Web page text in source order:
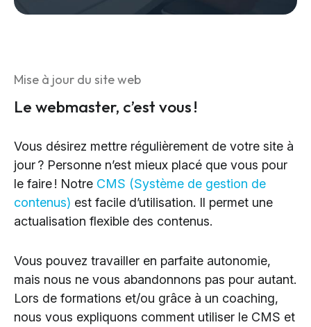
Mise à jour du site web
Le webmaster, c’est vous !
Vous désirez mettre régulièrement de votre site à
jour ? Personne n’est mieux placé que vous pour
le faire ! Notre CMS (Système de gestion de
contenus) est facile d’utilisation. Il permet une
actualisation flexible des contenus.
Vous pouvez travailler en parfaite autonomie,
mais nous ne vous abandonnons pas pour autant.
Lors de formations et/ou grâce à un coaching,
nous vous expliquons comment utiliser le CMS et